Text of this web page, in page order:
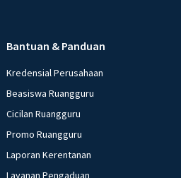
Bantuan & Panduan
Kredensial Perusahaan
Beasiswa Ruangguru
Cicilan Ruangguru
Promo Ruangguru
Laporan Kerentanan
Layanan Pengaduan